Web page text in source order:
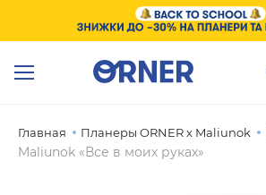
Главная Планеры ORNER x Maliunok
Maliunok «Все в моих руках»